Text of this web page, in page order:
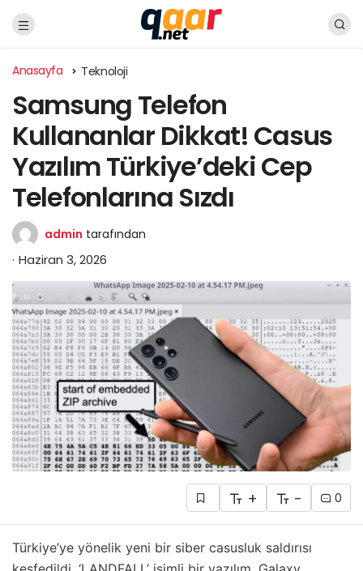
Anasayfa Teknoloji
Samsung Telefon
Kullananlar Dikkat! Casus
Yazılım Türkiye’deki Cep
Telefonlarına Sızdı
admin tarafından
Haziran 3, 2026
+ - 0
Türkiye’ye yönelik yeni bir siber casusluk saldırısı